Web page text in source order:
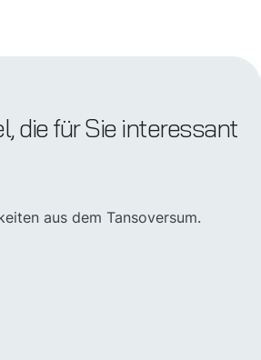
die für Sie interessant
aus dem Tansoversum.